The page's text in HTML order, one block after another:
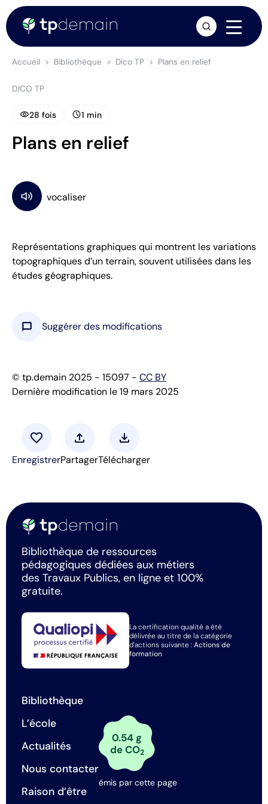
Accueil Bibliothèque Dico TP Plans en relief
DICO TP
visibility28 fois schedule1 min
Plans en relief
Représentations graphiques qui montrent les variations
topographiques d’un terrain, souvent utilisées dans les
études géographiques.
chat_bubble Suggérer des modifications
© tp.demain 2025 - 15097 - CC BY
Dernière modification le 19 mars 2025
favorite
Enregistrer
upload
Partager
download
Télécharger
Bibliothèque de ressources
pédagogiques dédiées aux métiers
des Travaux Publics, en ligne et 100%
gratuite.
La certification qualité a été
délivrée au titre de la catégorie
d'actions suivante :Actions de
formation
Bibliothèque
L’école
Actualités
Nous contacter
Raison d’être
0.54 g
de CO2
émis par cette page
arrow_forward